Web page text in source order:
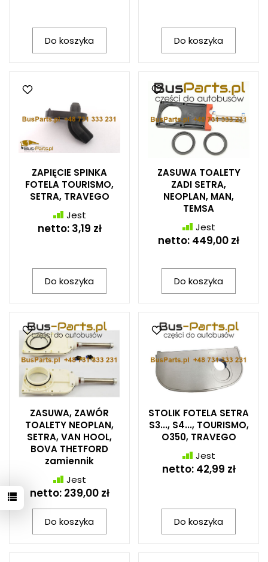
Do koszyka Do koszyka
ZAPIĘCIE SPINKA
FOTELA TOURISMO,
SETRA, TRAVEGO
Jest
netto: 3,19 zł
Do koszyka
ZASUWA TOALETY
ZADI SETRA,
NEOPLAN, MAN,
TEMSA
Jest
netto: 449,00 zł
Do koszyka
ZASUWA, ZAWÓR
TOALETY NEOPLAN,
SETRA, VAN HOOL,
BOVA THETFORD
zamiennik
Jest
netto: 239,00 zł
Do koszyka
STOLIK FOTELA SETRA
S3..., S4..., TOURISMO,
O350, TRAVEGO
Jest
netto: 42,99 zł
Do koszyka